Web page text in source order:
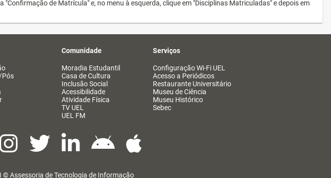
de Matrícula" e, no menu à esquerda, clique em "Disciplinas Matriculadas" e depois em
Pós
Comunidade
Moradia Estudantil
Casa de Cultura
Inclusão Social
Acessibilidade
Atividade Física
TV UEL
UEL FM
Serviços
Configuração Wi-Fi UEL
Acesso a Periódicos
Restaurante Universitário
Museu de Ciência
Museu Histórico
Sebec
©Assessoria de Tecnologia de Informação